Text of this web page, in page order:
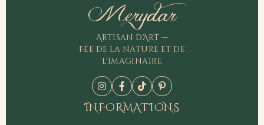
Merydar
Artisan d'Art —
Fée de la nature et de
l'imaginaire
INFORMATIONS